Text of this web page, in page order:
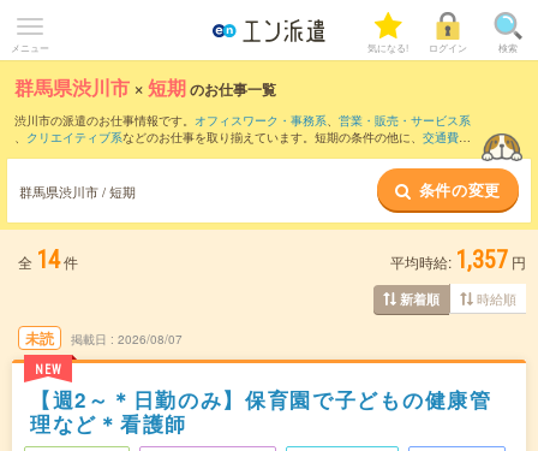
メニュー 気になる! ログイン 検索
群馬県渋川市 ×短期のお仕事一覧
渋川市の派遣のお仕事情報です。 オフィスワーク・事務系、 営業・販売・サービス系
、 クリエイティブ系などのお仕事を取り揃えています。短期の条件の他に、 交通費別
群馬県渋川市 / 短期 条件の変更
全 14件 平均時給: 1,357 円
新着順 時給順
未読
NEW
掲載日 2026/08/07
【週2～＊日勤のみ】保育園で子どもの健康管
理など＊看護師